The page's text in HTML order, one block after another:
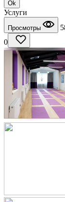
Ok
Услуги
Просмотры
0